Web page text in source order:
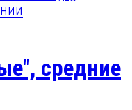
средние